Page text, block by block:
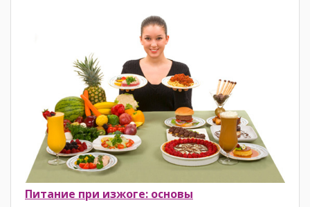
Питание при изжоге: основы